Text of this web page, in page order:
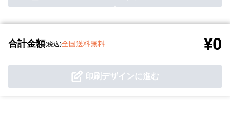
合計金額(税込)全国送料無料 ¥0
印刷デザインに進む